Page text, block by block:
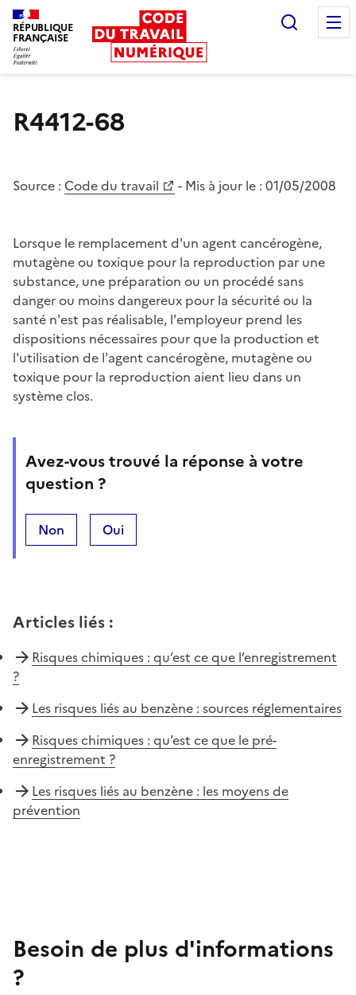
RÉPUBLIQUE
FRANÇAISE
R4412-68
Source : Code du travail - Mis à jour le : 01/05/2008
Lorsque le remplacement d'un agent cancérogène,
mutagène ou toxique pour la reproduction par une
substance, une préparation ou un procédé sans
danger ou moins dangereux pour la sécurité ou la
santé n'est pas réalisable, l'employeur prend les
dispositions nécessaires pour que la production et
l'utilisation de l'agent cancérogène, mutagène ou
toxique pour la reproduction aient lieu dans un
système clos.
Avez-vous trouvé la réponse à votre
question ?
Non Oui
Articles liés :
Risques chimiques : qu’est ce que l’enregistrement
?
Les risques liés au benzène : sources réglementaires
Risques chimiques : qu’est ce que le pré-
enregistrement ?
Les risques liés au benzène : les moyens de
prévention
Besoin de plus d'informations
?